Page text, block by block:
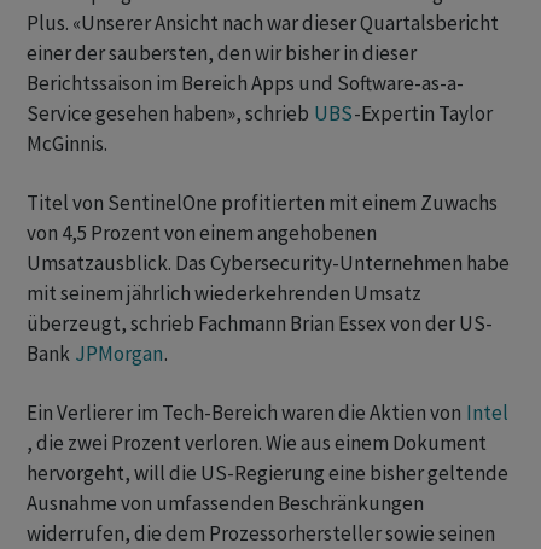
Plus. «Unserer Ansicht nach war dieser Quartalsbericht
einer der saubersten, den wir bisher in dieser
Berichtssaison im Bereich Apps und Software-as-a-
Service gesehen haben», schrieb UBS-Expertin Taylor
McGinnis.
Titel von SentinelOne profitierten mit einem Zuwachs
von 4,5 Prozent von einem angehobenen
Umsatzausblick. Das Cybersecurity-Unternehmen habe
mit seinem jährlich wiederkehrenden Umsatz
überzeugt, schrieb Fachmann Brian Essex von der US-
Bank JPMorgan.
Ein Verlierer im Tech-Bereich waren die Aktien von Intel
, die zwei Prozent verloren. Wie aus einem Dokument
hervorgeht, will die US-Regierung eine bisher geltende
Ausnahme von umfassenden Beschränkungen
widerrufen, die dem Prozessorhersteller sowie seinen